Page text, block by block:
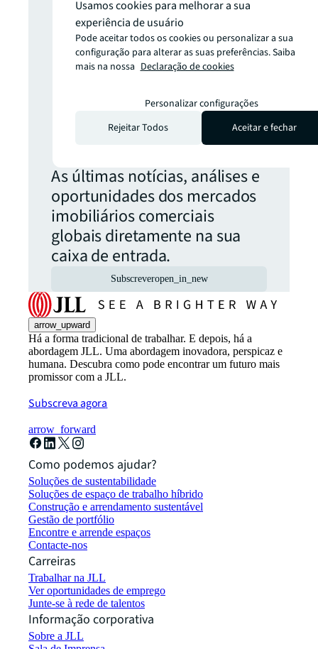
informação?
Não perca
nenhuma
atualização.
As últimas notícias, análises e
oportunidades dos mercados
imobiliários comerciais
globais diretamente na sua
caixa de entrada.
Subscreveropen_in_new
arrow_upward
Há a forma tradicional de trabalhar. E depois, há a
abordagem JLL. Uma abordagem inovadora, perspicaz e
humana. Descubra como pode encontrar um futuro mais
promissor com a JLL.
Subscreva agora
arrow_forward
Como podemos ajudar?
Soluções de sustentabilidade
Soluções de espaço de trabalho híbrido
Construção e arrendamento sustentável
Gestão de portfólio
Encontre e arrende espaços
Contacte-nos
Carreiras
Trabalhar na JLL
Ver oportunidades de emprego
Junte-se à rede de talentos
Informação corporativa
Sobre a JLL
Usamos cookies para melhorar a sua
experiência de usuário
Pode aceitar todos os cookies ou personalizar a sua
configuração para alterar as suas preferências. Saiba
mais na nossa Declaração de cookies
Personalizar configurações
Rejeitar Todos
Aceitar e fechar